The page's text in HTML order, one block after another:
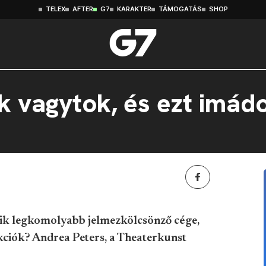
TELEX AFTER G7 KARAKTER TÁMOGATÁS SHOP
vagytok, és ezt
legkomolyabb jelmezkölcsönző cége,
Andrea Peters, a Theaterkunst